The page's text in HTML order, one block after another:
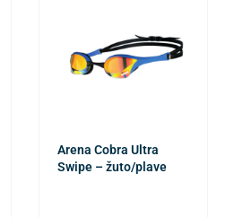
Arena Cobra Ultra
Swipe – žuto/plave